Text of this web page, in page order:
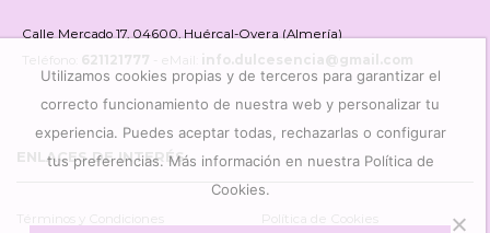
Calle Mercado 17, 04600, Huércal-Overa (Almería)
Teléfono: 621121777 info.dulcesencia@gmail.com
ENLACES DE INTERÉS
Términos y Condiciones Política de Cookies
Utilizamos cookies propias y de terceros para garantizar el
correcto funcionamiento de nuestra web y personalizar tu
experiencia. Puedes aceptar todas, rechazarlas o configurar
tus preferencias. Más información en nuestra Política de
Cookies.